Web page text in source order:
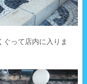
って店内に入りま